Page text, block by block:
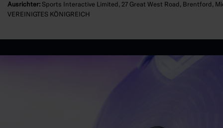
Ausrichter: Sports Interactive Limited, 27 Great West Road, Brentford,
VEREINIGTES KÖNIGREICH